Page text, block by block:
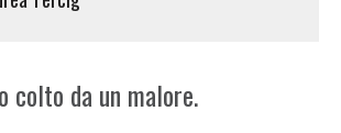
colto da un malore.